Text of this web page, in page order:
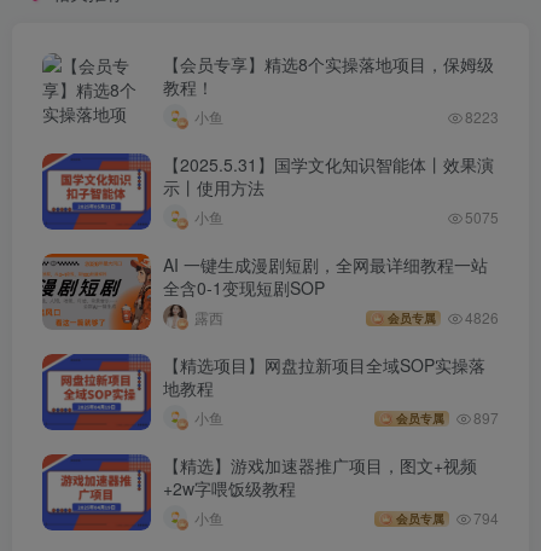
【会员专享】精选8个实操落地项目，保姆级
教程！
小鱼 8223
【2025.5.31】国学文化知识智能体丨效果演
示丨使用方法
小鱼 5075
AI 一键生成漫剧短剧，全网最详细教程一站
全含0-1变现短剧SOP
露西 会员专属 4826
【精选项目】网盘拉新项目全域SOP实操落
地教程
小鱼 会员专属 897
【精选】游戏加速器推广项目，图文+视频
+2w字喂饭级教程
小鱼 会员专属 794